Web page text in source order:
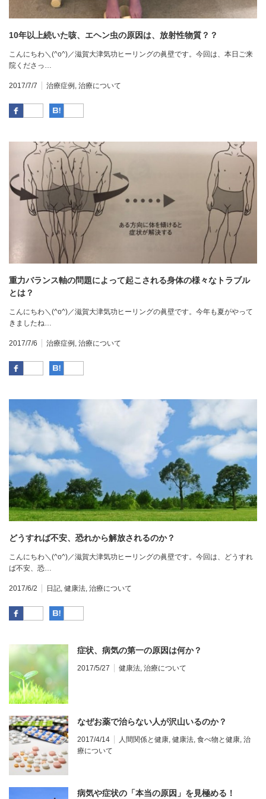
10年以上続いた咳、エヘン虫の原因は、放射性物質？？
こんにちわ＼(^o^)／滋賀大津気功ヒーリングの眞壁です。今回は、本日ご来
院くださっ…
2017/7/7 治療症例 治療について
Facebook
重力バランス軸の問題によって起こされる身体の様々なトラブル
とは？
こんにちわ＼(^o^)／滋賀大津気功ヒーリングの眞壁です。今年も夏がやって
きましたね…
2017/7/6 治療症例 治療について
Facebook
どうすれば不安、恐れから解放されるのか？
こんにちわ＼(^o^)／滋賀大津気功ヒーリングの眞壁です。今回は、どうすれ
ば不安、恐…
2017/6/2 日記, 健康法, 治療について
Facebook
症状、病気の第一の原因は何か？
2017/5/27 健康法, 治療について
なぜお薬で治らない人が沢山いるのか？
2017/4/14 人間関係と健康, 健康法, 食べ物と健康, 治
療について
病気や症状の「本当の原因」を見極める！